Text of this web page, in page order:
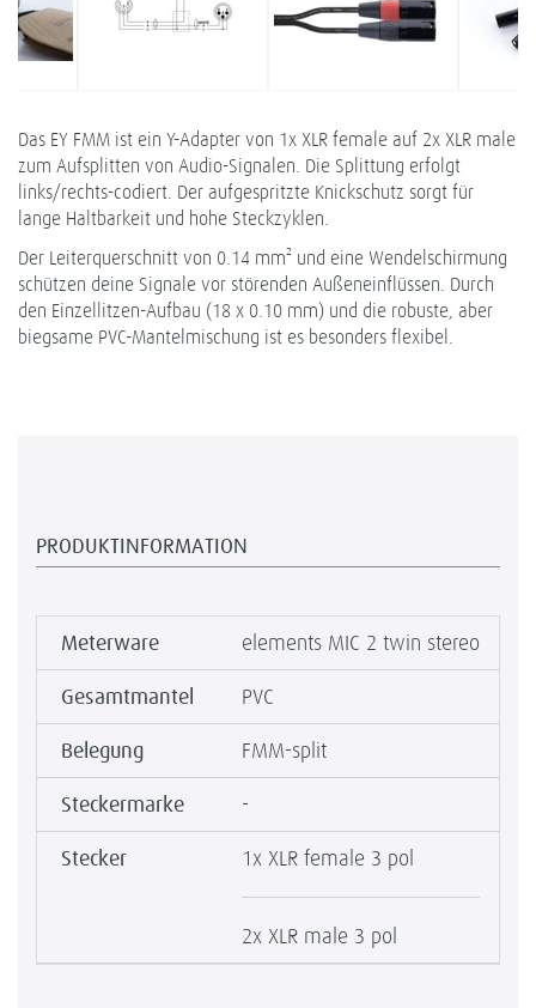
Das EY FMM ist ein Y-Adapter von 1x XLR female auf 2x XLR male
zum Aufsplitten von Audio-Signalen. Die Splittung erfolgt
links/rechts-codiert. Der aufgespritzte Knickschutz sorgt für
lange Haltbarkeit und hohe Steckzyklen.
Der Leiterquerschnitt von 0.14 mm² und eine Wendelschirmung
schützen deine Signale vor störenden Außeneinflüssen. Durch
den Einzellitzen-Aufbau (18 x 0.10 mm) und die robuste, aber
biegsame PVC-Mantelmischung ist es besonders flexibel.
PRODUKTINFORMATION
Meterware elements MIC 2 twin stereo
Gesamtmantel PVC
Belegung FMM-split
Steckermarke -
Stecker 1x XLR female 3 pol
2x XLR male 3 pol